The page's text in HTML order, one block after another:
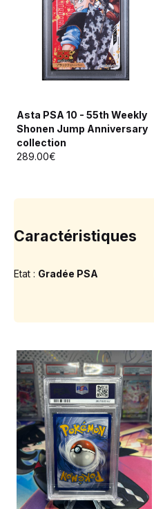
Asta PSA 10 - 55th Weekly
Shonen Jump Anniversary
collection
289.00€
Caractéristiques
Etat : Gradée PSA